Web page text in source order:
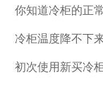
你知道冷柜的正
冷柜温度降不下
初次使用新买冷